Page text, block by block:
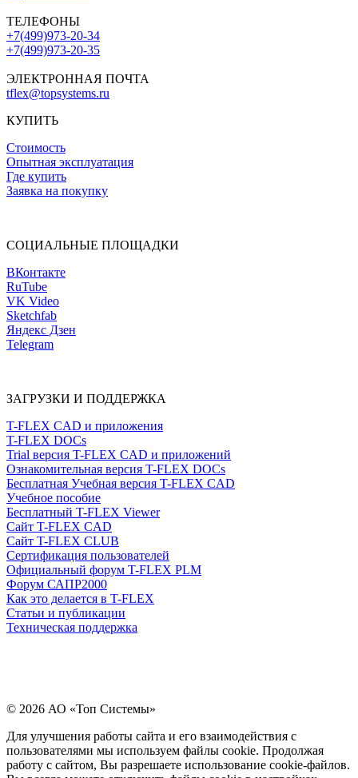
ТЕЛЕФОНЫ
+7(499)973-20-34
+7(499)973-20-35
ЭЛЕКТРОННАЯ ПОЧТА
tflex@topsystems.ru
КУПИТЬ
Стоимость
Опытная эксплуатация
Где купить
Заявка на покупку
СОЦИАЛЬНЫЕ ПЛОЩАДКИ
ВКонтакте
RuTube
VK Video
Sketchfab
Яндекс Дзен
Telegram
ЗАГРУЗКИ И ПОДДЕРЖКА
T-FLEX CAD и приложения
T-FLEX DOCs
Trial версия T-FLEX CAD и приложений
Ознакомительная версия T-FLEX DOCs
Бесплатная Учебная версия T-FLEX CAD
Учебное пособие
Бесплатный T-FLEX Viewer
Сайт T-FLEX CAD
Сайт T-FLEX CLUB
Сертификация пользователей
Официальный форум T-FLEX PLM
Форум САПР2000
Как это делается в T-FLEX
Статьи и публикации
Техническая поддержка
© 2026 АО «Топ Системы»
Для улучшения работы сайта и его взаимодействия с
пользователями мы используем файлы cookie. Продолжая
работу с сайтом, Вы разрешаете использование cookie-файлов.